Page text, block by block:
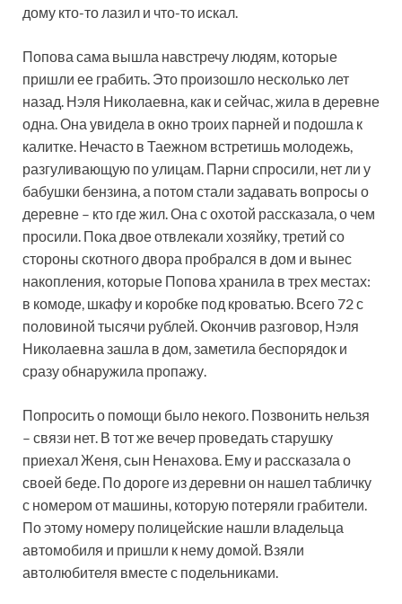
дому кто-то лазил и что-то искал.
Попова сама вышла навстречу людям, которые
пришли ее грабить. Это произошло несколько лет
назад. Нэля Николаевна, как и сейчас, жила в деревне
одна. Она увидела в окно троих парней и подошла к
калитке. Нечасто в Таежном встретишь молодежь,
разгуливающую по улицам. Парни спросили, нет ли у
бабушки бензина, а потом стали задавать вопросы о
деревне – кто где жил. Она с охотой рассказала, о чем
просили. Пока двое отвлекали хозяйку, третий со
стороны скотного двора пробрался в дом и вынес
накопления, которые Попова хранила в трех местах:
в комоде, шкафу и коробке под кроватью. Всего 72 с
половиной тысячи рублей. Окончив разговор, Нэля
Николаевна зашла в дом, заметила беспорядок и
сразу обнаружила пропажу.
Попросить о помощи было некого. Позвонить нельзя
– связи нет. В тот же вечер проведать старушку
приехал Женя, сын Ненахова. Ему и рассказала о
своей беде. По дороге из деревни он нашел табличку
с номером от машины, которую потеряли грабители.
По этому номеру полицейские нашли владельца
автомобиля и пришли к нему домой. Взяли
автолюбителя вместе с подельниками.